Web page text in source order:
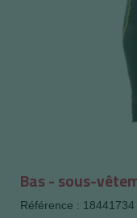
Bas - sous-
Référence : 18441734